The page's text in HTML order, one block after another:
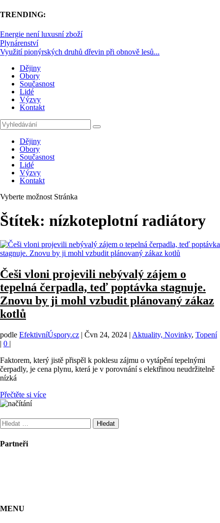
TRENDING:
Energie není luxusní zboží
Plynárenství
Využití pionýrských druhů dřevin při obnově lesů...
Dějiny
Obory
Současnost
Lidé
Výzvy
Kontakt
Dějiny
Obory
Současnost
Lidé
Výzvy
Kontakt
Vyberte možnost Stránka
Štítek: nízkoteplotní radiátory
Češi vloni projevili nebývalý zájem o
tepelná čerpadla, teď poptávka stagnuje.
Znovu by ji mohl vzbudit plánovaný zákaz
kotlů
podle EfektivníÚspory.cz | Čvn 24, 2024 | Aktuality, Novinky, Topení
| 0 |
Faktorem, který jistě přispěl k poklesu zájmu o vytápění tepelnými
čerpadly, je cena plynu, která je v porovnání s elektřinou neudržitelně
nízká
Přečtěte si více
Vyhledávání
Partneři
MENU